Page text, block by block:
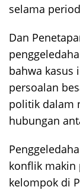
selama
Dan
bahwa kasus
persoalan
politik dalam
hubungan
konflik makin
kelompok di